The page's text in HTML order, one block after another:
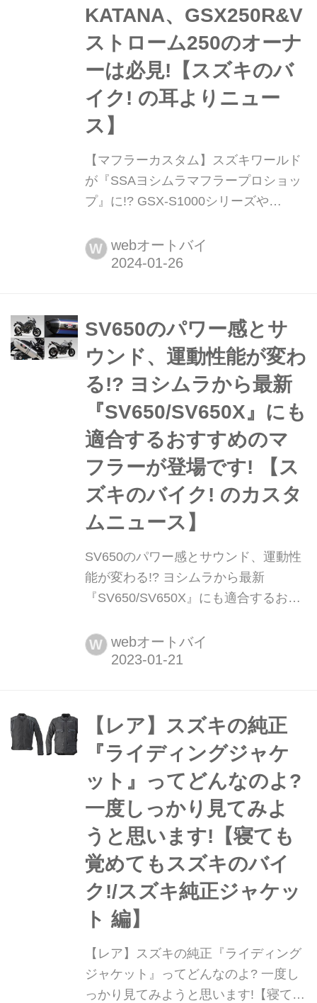
KATANA、GSX250R&V
ストローム250のオーナ
ーは必見!【スズキのバ
イク! の耳よりニュー
ス】
【マフラーカスタム】スズキワールド
が『SSAヨシムラマフラープロショッ
プ』に!? GSX-S1000シリーズや
のオーナーは必見!【スズキのバイク!
の耳よりニュース】 スズキ二輪車の正
りました!
W webオートバイ
SV650のパワー感とサ
ウンド、運動性能が変わ
る!? ヨシムラから最新
『SV650/SV650X』にも
適合するおすすめのマ
フラーが登場です! 【ス
ズキのバイク! のカスタ
ムニュース】
SV650のパワー感とサウンド、運動性
能が変わる!? ヨシムラから最新
『SV650/SV650X』にも適合するおす
のバイク! のカスタムニュース】 日本
が世界に誇る有名マフラー・パーツメ
ラーが登場! これひとつでSV650の走
りが変わります!
W webオートバイ
【レア】スズキの純正
『ライディングジャケ
ット』ってどんなのよ?
一度しっかり見てみよ
うと思います!【寝ても
覚めてもスズキのバイ
ク!/スズキ純正ジャケッ
ト 編】
【レア】スズキの純正『ライディング
ジャケット』ってどんなのよ? 一度し
っかり見てみようと思います!【寝ても